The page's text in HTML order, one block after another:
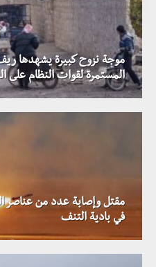
موجة نزوح كبيرة يشهدها
المستمرة لقوات النظام على
مقتل وإصابة عدد من عناصر
في بادية التنف